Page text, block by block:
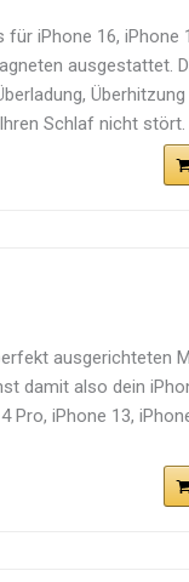
iPhone 16, iPhone
ausgestattet.
Überhitzung
Schlaf nicht stört.
ausgerichteten
damit also dein
iPhone 13,